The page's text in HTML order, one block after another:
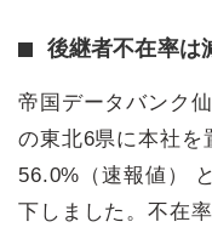
後継者不在率は
帝国データバンク
の東北6県に本社を
56.0%（速報値）
下しました。不在